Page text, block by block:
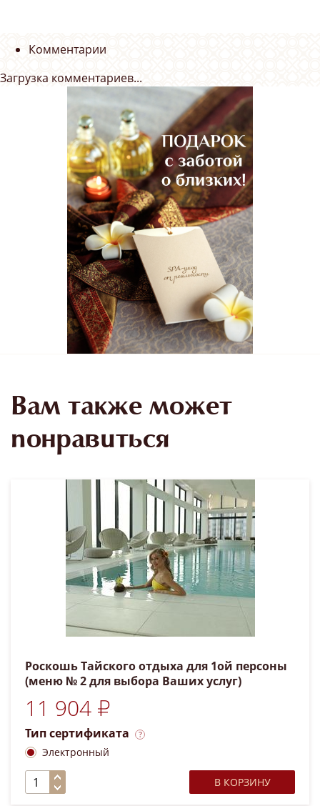
Комментарии
Загрузка комментариев...
Вам также может
понравиться
Роскошь Тайского отдыха для 1ой персоны
(меню № 2 для выбора Ваших услуг)
11 904 ₽
Тип сертификата
Электронный
В КОРЗИНУ